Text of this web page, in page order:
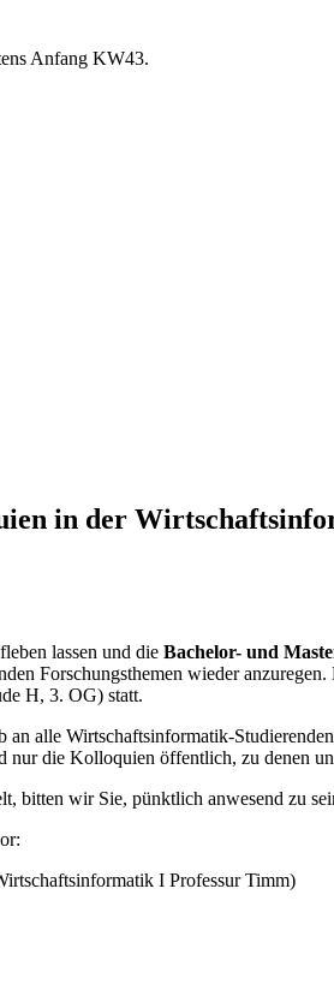
Anfang KW43.
in der
lassen und die Bachelor- und
Forschungsthemen wieder
H, 3. OG) statt.
alle Wirtschaftsinformatik-
die Kolloquien öffentlich, zu denen
bitten wir Sie, pünktlich anwesend zu
I Professur Timm)